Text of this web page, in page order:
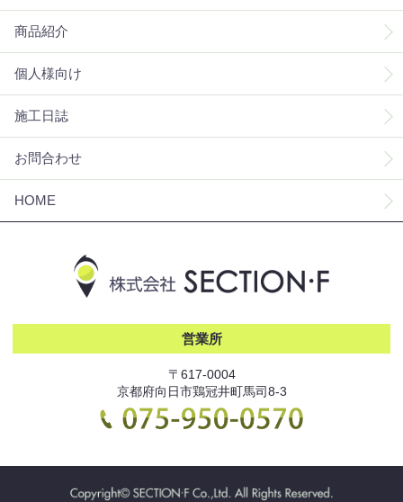
商品紹介
個人様向け
施工日誌
お問合わせ
HOME
営業所
〒617-0004
京都府向日市鶏冠井町馬司8-3